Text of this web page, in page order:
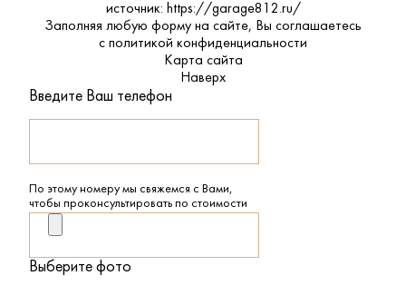
источник: https://garage812.ru/
Заполняя любую форму на сайте, Вы соглашаетесь
с политикой конфиденциальности
Карта сайта
Наверх
Введите Ваш телефон
По этому номеру мы свяжемся с Вами,
чтобы проконсультировать по стоимости
Выберите фото